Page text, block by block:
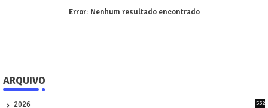
Error: Nenhum resultado encontrado
ARQUIVO
2026
532